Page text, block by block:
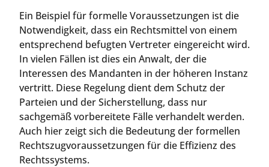
Ein Beispiel für formelle Voraussetzungen ist die
Notwendigkeit, dass ein Rechtsmittel von einem
entsprechend befugten Vertreter eingereicht wird.
In vielen Fällen ist dies ein Anwalt, der die
Interessen des Mandanten in der höheren Instanz
vertritt. Diese Regelung dient dem Schutz der
Parteien und der Sicherstellung, dass nur
sachgemäß vorbereitete Fälle verhandelt werden.
Auch hier zeigt sich die Bedeutung der formellen
Rechtszugvoraussetzungen für die Effizienz des
Rechtssystems.